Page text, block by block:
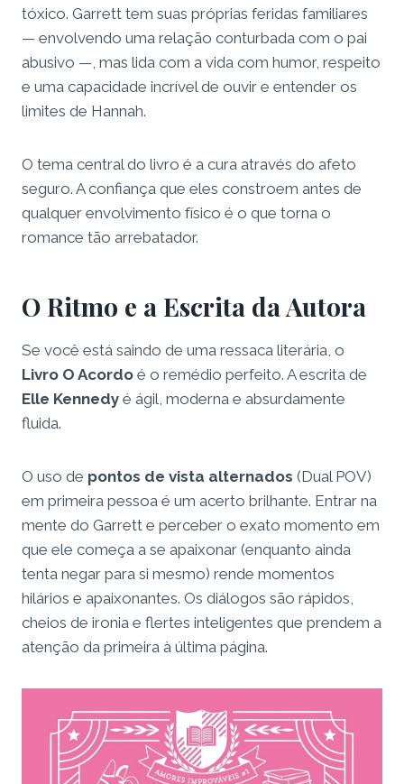
tóxico. Garrett tem suas próprias feridas familiares
— envolvendo uma relação conturbada com o pai
abusivo —, mas lida com a vida com humor, respeito
e uma capacidade incrível de ouvir e entender os
limites de Hannah.
O tema central do livro é a cura através do afeto
seguro. A confiança que eles constroem antes de
qualquer envolvimento físico é o que torna o
romance tão arrebatador.
O Ritmo e a Escrita da Autora
Se você está saindo de uma ressaca literária, o
Livro O Acordo é o remédio perfeito. A escrita de
Elle Kennedy é ágil, moderna e absurdamente
fluida.
O uso de pontos de vista alternados (Dual POV)
em primeira pessoa é um acerto brilhante. Entrar na
mente do Garrett e perceber o exato momento em
que ele começa a se apaixonar (enquanto ainda
tenta negar para si mesmo) rende momentos
hilários e apaixonantes. Os diálogos são rápidos,
cheios de ironia e flertes inteligentes que prendem a
atenção da primeira à última página.